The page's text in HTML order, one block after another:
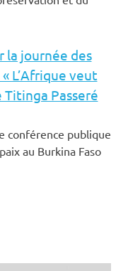
la journée des
L’Afrique veut
Titinga Passeré
conférence publique
au Burkina Faso